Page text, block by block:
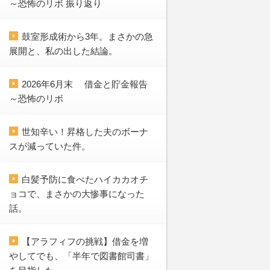
～恐怖のリボ 振り返り
鼓室形成術から3年。まさかの急
展開と、私の出した結論。
2026年6月末 借金と貯金報告
～恐怖のリボ
世知辛い！昇格した夫のボーナ
スが減っていた件。
白髪予防に食べたハイカカオチ
ョコで、まさかの大惨事になった
話。
【アラフィフの挑戦】借金を増
やしてでも、「半年で図書館司書」